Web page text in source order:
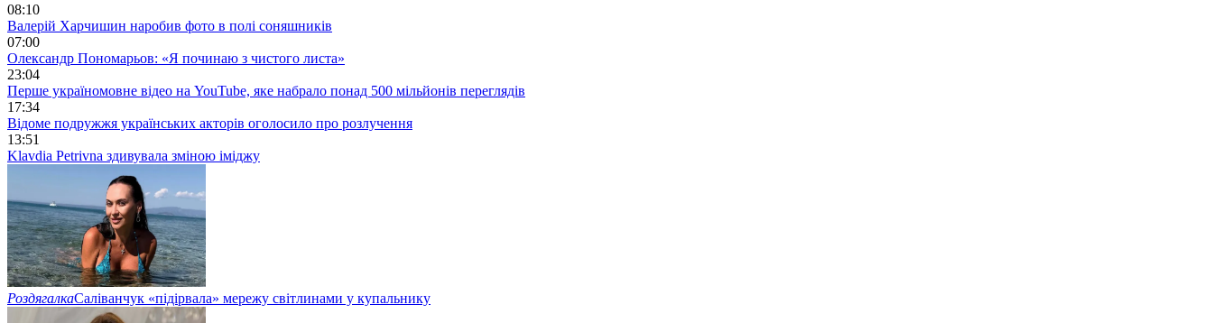
08:10
Валерій Харчишин наробив фото в полі соняшників
07:00
Олександр Пономарьов: «Я починаю з чистого листа»
23:04
Перше україномовне відео на YouTube, яке набрало понад 500 мільйонів переглядів
17:34
Відоме подружжя українських акторів оголосило про розлучення
13:51
Klavdia Petrivna здивувала зміною іміджу
РоздягалкаСаліванчук «підірвала» мережу світлинами у купальнику